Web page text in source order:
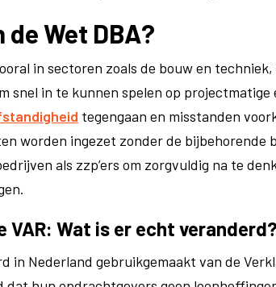
Wet DBA?
in sectoren zoals de bouw en
snel in te kunnen spelen op projectmatige
tegengaan en misstanden
worden ingezet zonder de bijbehorende
als zzp’ers om zorgvuldig na te
VAR: Wat is er echt veranderd?
in Nederland gebruikgemaakt van de